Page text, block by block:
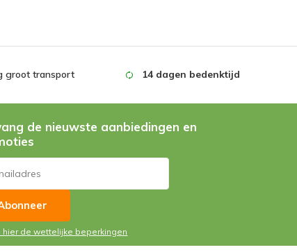
groot transport 14 dagen bedenktijd
de nieuwste aanbiedingen en
hier de wettelijke beperkingen